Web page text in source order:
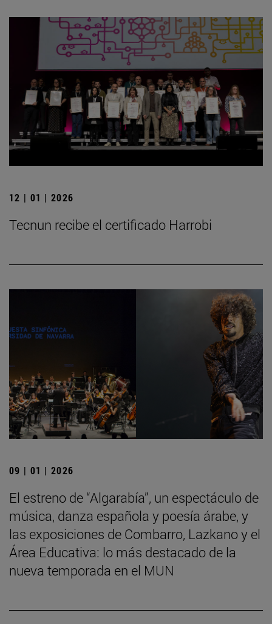
12 | 01 | 2026
Tecnun recibe el certificado Harrobi
09 | 01 | 2026
El estreno de “Algarabía”, un espectáculo de
música, danza española y poesía árabe, y
las exposiciones de Combarro, Lazkano y el
Área Educativa: lo más destacado de la
nueva temporada en el MUN